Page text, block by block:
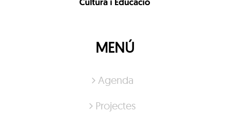
MENÚ
Agenda
Projectes